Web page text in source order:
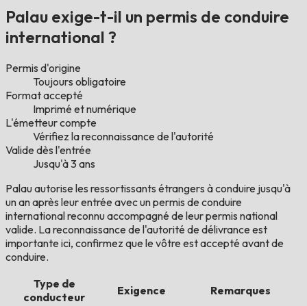
Palau exige-t-il un permis de conduire
international ?
Permis d'origine
Toujours obligatoire
Format accepté
Imprimé et numérique
L'émetteur compte
Vérifiez la reconnaissance de l'autorité
Valide dès l'entrée
Jusqu'à 3 ans
Palau autorise les ressortissants étrangers à conduire jusqu'à
un an après leur entrée avec un permis de conduire
international reconnu accompagné de leur permis national
valide. La reconnaissance de l'autorité de délivrance est
importante ici, confirmez que le vôtre est accepté avant de
conduire.
Type de
conducteur
Exigence
Remarques